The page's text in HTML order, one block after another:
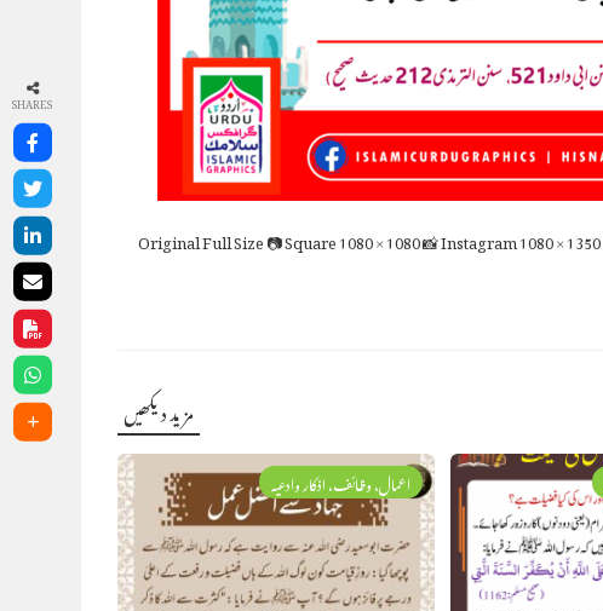
Full Size📷 Square1080 × 1080📸 Instagram1080 × 1350
مزید دیکھیں
اعمال، وظائف، اذکار وادعیہ
SHARES